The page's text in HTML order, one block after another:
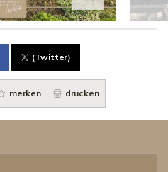
(Twitter)
merken drucken